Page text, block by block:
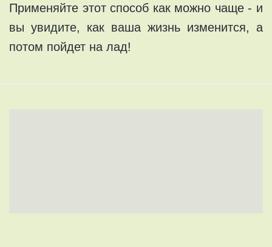
Применяйте этот способ как можно чаще - и
вы увидите, как ваша жизнь изменится, а
потом пойдет на лад!